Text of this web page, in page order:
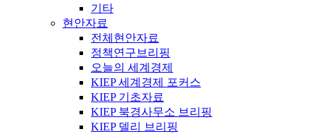
기타
현안자료
전체현안자료
정책연구브리핑
오늘의 세계경제
KIEP 세계경제 포커스
KIEP 기초자료
KIEP 북경사무소 브리핑
KIEP 델리 브리핑